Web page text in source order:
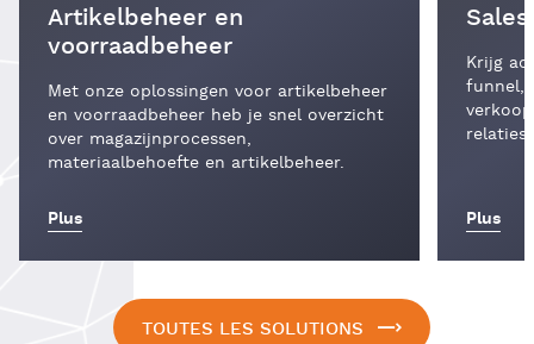
Artikelbeheer en
voorraadbeheer
Met onze oplossingen voor artikelbeheer
en voorraadbeheer heb je snel overzicht
over magazijnprocessen,
materiaalbehoefte en artikelbeheer.
Plus
Krijg
funnel,
relaties
Plus
TOUTES LES SOLUTIONS